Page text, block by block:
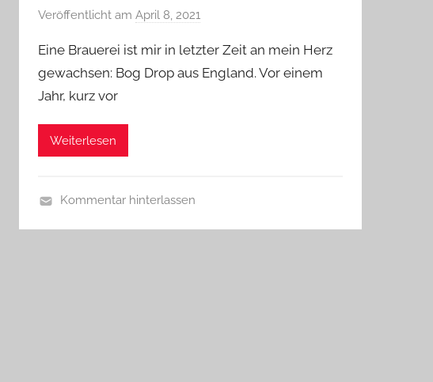
Veröffentlicht am April 8, 2021
n
b
Eine Brauerei ist mir in letzter Zeit an mein Herz
gewachsen: Bog Drop aus England. Vor einem
Jahr, kurz vor
Weiterlesen
Kommentar hinterlassen